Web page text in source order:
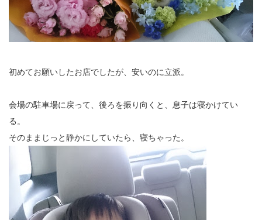
初めてお願いしたお店でしたが、安いのに立派。
会場の駐車場に戻って、後ろを振り向くと、息子は寝かけてい
る。
そのままじっと静かにしていたら、寝ちゃった。